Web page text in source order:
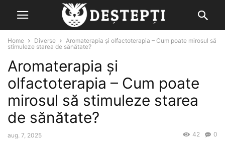
Home Diverse
Aromaterapia şi olfactoterapia – Cum poate mirosul să
stimuleze starea de sănătate?
Aromaterapia şi
olfactoterapia – Cum poate
mirosul să stimuleze starea
de sănătate?
aug. 7, 2025 0
42